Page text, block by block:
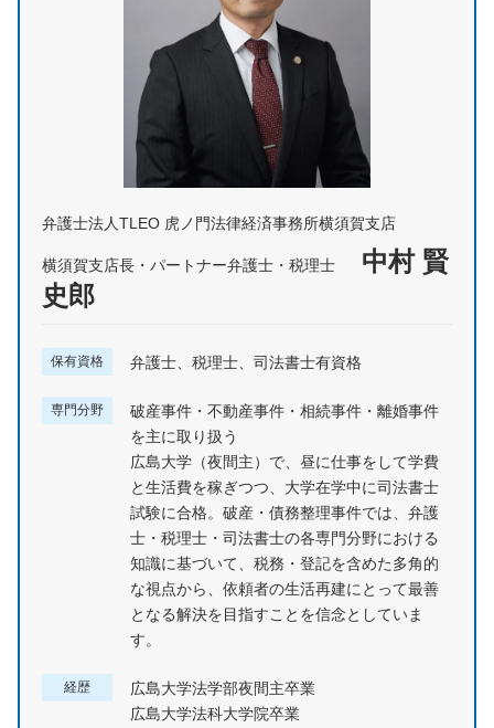
弁護士法人TLEO 虎ノ門法律経済事務所横須賀支店
横須賀支店長・パートナー弁護士・税理士
中村 賢
史郎
保有資格 弁護士、税理士、司法書士有資格
専門分野
破産事件・不動産事件・相続事件・離婚事件
を主に取り扱う
広島大学（夜間主）で、昼に仕事をして学費
と生活費を稼ぎつつ、大学在学中に司法書士
試験に合格。破産・債務整理事件では、弁護
士・税理士・司法書士の各専門分野における
知識に基づいて、税務・登記を含めた多角的
な視点から、依頼者の生活再建にとって最善
となる解決を目指すことを信念としていま
す。
経歴
広島大学法学部夜間主卒業
広島大学法科大学院卒業